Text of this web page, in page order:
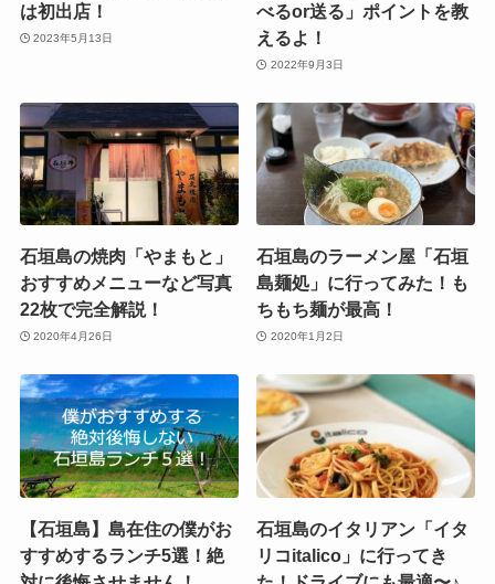
は初出店！
2023年5月13日
べるor送る」ポイントを教
えるよ！
2022年9月3日
石垣島の焼肉「やまもと」
おすすめメニューなど写真
22枚で完全解説！
2020年4月26日
石垣島のラーメン屋「石垣
島麺処」に行ってみた！も
ちもち麺が最高！
2020年1月2日
【石垣島】島在住の僕がお
すすめするランチ5選！絶
石垣島のイタリアン「イタ
リコitalico」に行ってき